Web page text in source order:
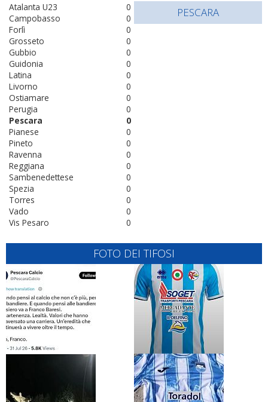
0
Atalanta U23
0
Campobasso
0
Forlì
0
Grosseto
0
Gubbio
0
Guidonia
0
Latina
0
Livorno
0
Ostiamare
0
Perugia
0
Pescara
0
Pianese
0
Pineto
0
Ravenna
0
Reggiana
0
Sambenedettese
0
Spezia
0
Torres
0
Vado
0
Vis Pesaro
PESCARA
FOTO DEI TIFOSI